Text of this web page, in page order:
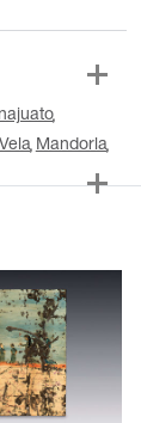
Vela Mandorla